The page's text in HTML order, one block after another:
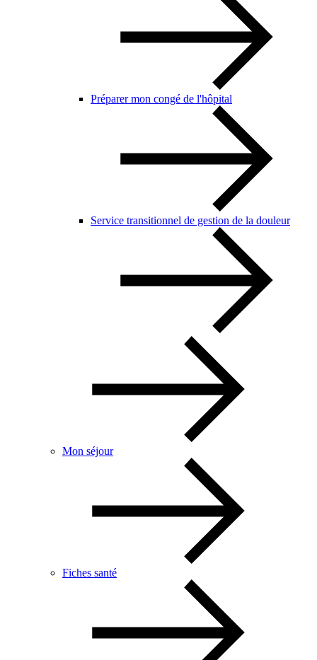
Préparer mon congé de l'hôpital
Service transitionnel de gestion de la douleur
Mon séjour
Fiches santé